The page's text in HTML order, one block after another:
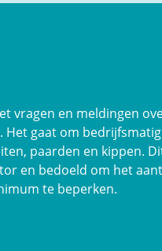
vragen en meldingen
gaat om bedrijfsmatig
paarden en kippen.
en bedoeld om het
te beperken.